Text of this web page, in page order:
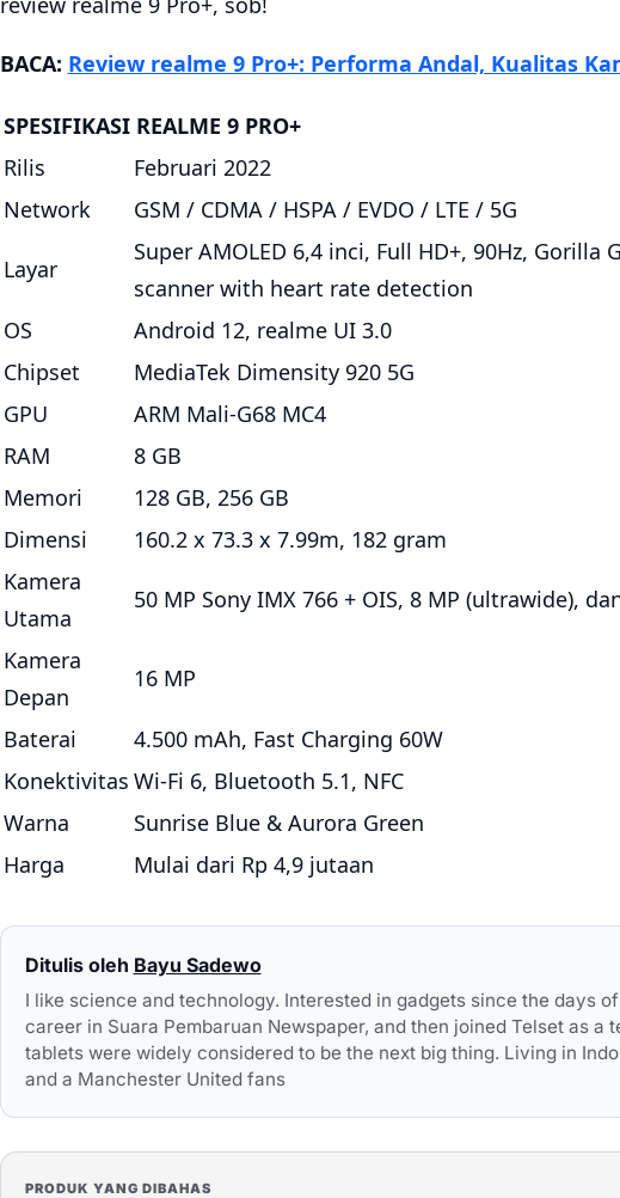
BACA: Review realme 9 Pro+: Performa Andal, Kualitas
SPESIFIKASI REALME 9 PRO+
Rilis
Februari 2022
Network
GSM / CDMA / HSPA / EVDO / LTE / 5G
Layar
Super AMOLED 6,4 inci, Full HD+, 90Hz,
scanner with heart rate detection
OS
Android 12, realme UI 3.0
Chipset
MediaTek Dimensity 920 5G
GPU
ARM Mali-G68 MC4
RAM
8 GB
Memori
128 GB, 256 GB
Dimensi
160.2 x 73.3 x 7.99m, 182 gram
Kamera
Utama
50 MP Sony IMX 766 + OIS, 8 MP (ultrawide),
Kamera
Depan
16 MP
Baterai
4.500 mAh, Fast Charging 60W
Konektivitas Wi-Fi 6, Bluetooth 5.1, NFC
Warna
Sunrise Blue & Aurora Green
Harga
Mulai dari Rp 4,9 jutaan
Ditulis oleh Bayu Sadewo
I like science and technology. Interested in gadgets since the days
career in Suara Pembaruan Newspaper, and then joined Telset as a
tablets were widely considered to be the next big thing. Living in
and a Manchester United fans
PRODUK YANG DIBAHAS